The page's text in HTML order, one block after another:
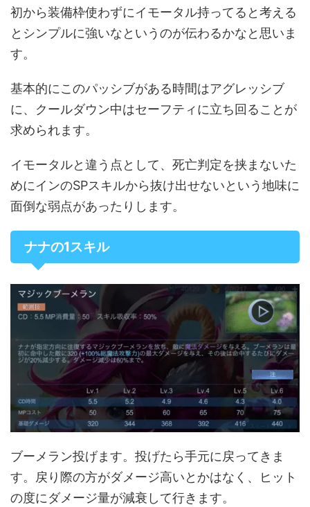
初から装備枠使わずにイモータル持ってると考える
とシンプルに強いなというのが伝わるかなと思いま
す。
基本的にこのパッシブがある時間はアグレッシブ
に、クールダウン中はセーフティに立ち回ることが
求められます。
イモータルと違う点として、死亡判定を挟まないた
めにインのSPスキルから抜け出せないという地味に
面倒な弱点があったりします。
ナナの1スキル
ブーメラン投げます。投げたら手元に戻ってきま
す。戻り際の方がダメージ高いとかはなく、ヒット
の度にダメージ量が減衰して行きます。